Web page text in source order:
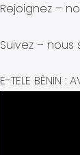
Rejoignez –
Suivez –
E-TELE BÉNIN :